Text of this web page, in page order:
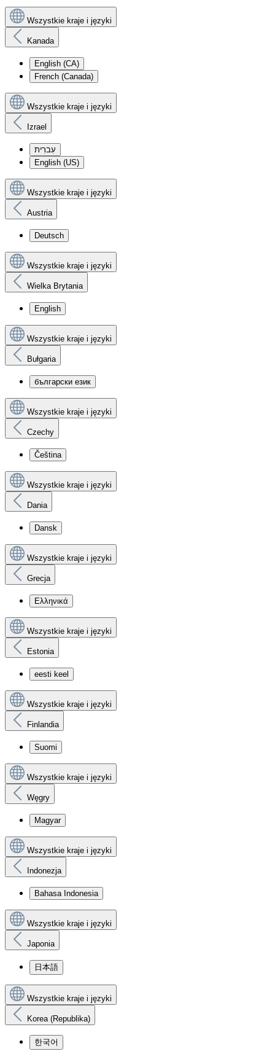
Wszystkie kraje i języki
Kanada
English (CA)
French (Canada)
Wszystkie kraje i języki
Izrael
עִברִית
English (US)
Wszystkie kraje i języki
Austria
Deutsch
Wszystkie kraje i języki
Wielka Brytania
English
Wszystkie kraje i języki
Bułgaria
български език
Wszystkie kraje i języki
Czechy
Čeština
Wszystkie kraje i języki
Dania
Dansk
Wszystkie kraje i języki
Grecja
Ελληνικά
Wszystkie kraje i języki
Estonia
eesti keel
Wszystkie kraje i języki
Finlandia
Suomi
Wszystkie kraje i języki
Węgry
Magyar
Wszystkie kraje i języki
Indonezja
Bahasa Indonesia
Wszystkie kraje i języki
Japonia
日本語
Wszystkie kraje i języki
Korea (Republika)
한국어